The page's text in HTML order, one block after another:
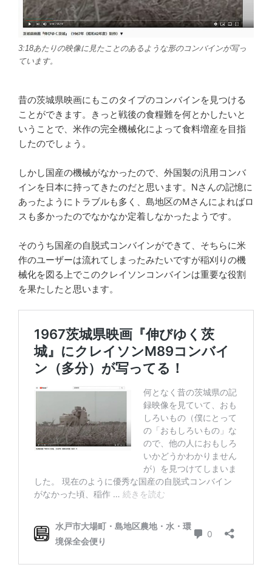
3:18あたりの映像に見たことのあるような形のコンバインが写っ
ています。
昔の茨城県映画にもこのタイプのコンバインを見つける
ことができます。きっと戦後の食糧難を何とかしたいと
いうことで、米作の完全機械化によって食料増産を目指
したのでしょう。
しかし国産の機械がなかったので、外国製の汎用コンバ
インを日本に持ってきたのだと思います。Nさんの記憶に
あったようにトラブルも多く、島地区のMさんによればロ
スも多かったのでなかなか定着しなかったようです。
そのうち国産の自脱式コンバインができて、そちらに米
作のユーザーは流れてしまったみたいですが稲刈りの機
械化を図る上でこのクレイソンコンバインは重要な役割
を果たしたと思います。